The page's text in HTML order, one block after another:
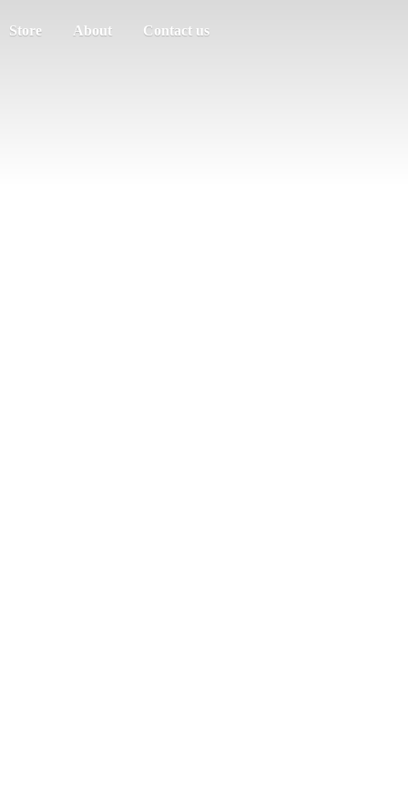
Store About Contact us